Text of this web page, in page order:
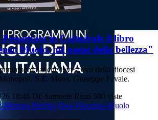
in Cattedrale il libro
Muolo, nel nome della bellezza"
anche il vescovo della diocesi
S.E. Mons. Giuseppe Favale.
18:46 Di: Samuele Rizzi 500 viste
Mimmo-Belvito Don-Vincenzo-Muolo